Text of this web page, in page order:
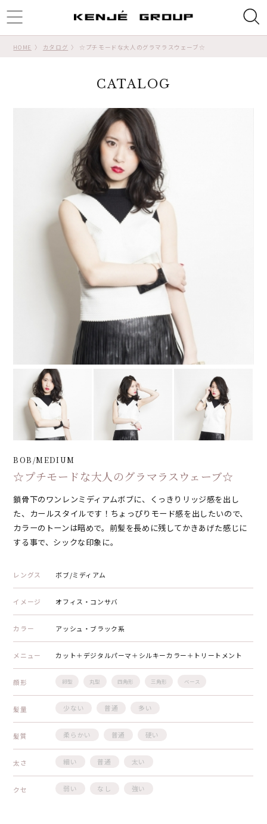
HOME カタログ ☆プチモードな大人のグラマラスウェーブ☆
CATALOG
BOB/MEDIUM
☆プチモードな大人のグラマラスウェーブ☆
鎖骨下のワンレンミディアムボブに、くっきりリッジ感を出し
た、カールスタイルです！ちょっぴりモード感を出したいので、
カラーのトーンは暗めで。前髪を長めに残してかきあげた感じに
する事で、シックな印象に。
レングス ボブ/ミディアム
イメージ オフィス・コンサバ
カラー アッシュ・ブラック系
メニュー カット＋デジタルパーマ＋シルキーカラー＋トリートメント
顔形 卵型 丸型 四角形 三角形 ベース
髪量 少ない 普通 多い
髪質 柔らかい 普通 硬い
太さ 細い 普通 太い
クセ 弱い なし 強い